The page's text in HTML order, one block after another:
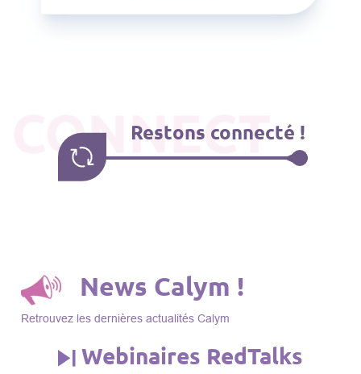
CONNECT
Restons connecté !
News Calym !
Retrouvez les dernières actualités Calym
Webinaires RedTalks